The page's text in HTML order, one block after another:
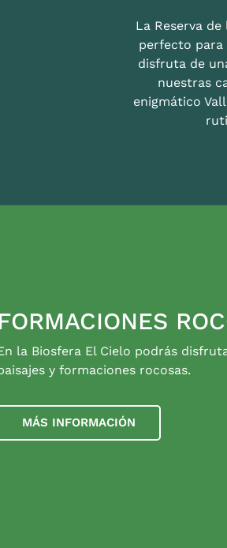
La Reserva
perfecto para
disfruta de
nuestras
enigmático
FORMACIONES
la Biosfera El Cielo podrás
y formaciones rocosas.
MÁS INFORMACIÓN